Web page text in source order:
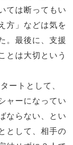
ては断ってもい
方」などは気を
。最後に、支援
とは大切という
ートとして、
ャーになってい
ならない、とい
として、相手の